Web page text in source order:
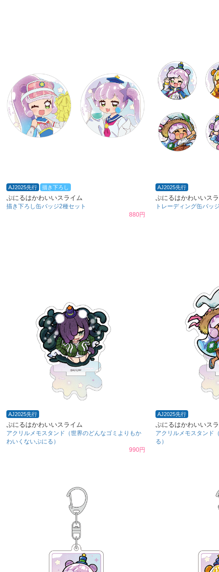
AJ2025先行 描き下ろし
ぷにるはかわいいスライム
描き下ろし缶バッジ2種セット
880円
AJ2025先行
ぷにるはかわいいス
トレーディング缶バッ
AJ2025先行
ぷにるはかわいいスライム
アクリルメモスタンド（世界のどんなゴミよりもか
わいくないぷにる）
990円
AJ2025先行
ぷにるはかわいいス
アクリルメモスタンド
る）